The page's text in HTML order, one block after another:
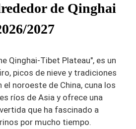
de Qinghai
2027
Qinghai-Tibet Plateau", es un
picos de nieve y tradiciones
el noroeste de China, cuna los
ríos de Asia y ofrece una
que ha fascinado a
por mucho tiempo.